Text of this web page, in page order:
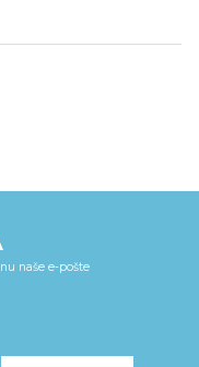
naše e-pošte